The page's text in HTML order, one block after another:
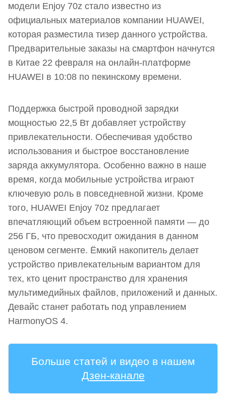
модели Enjoy 70z стало известно из
официальных материалов компании HUAWEI,
которая разместила тизер данного устройства.
Предварительные заказы на смартфон начнутся
в Китае 22 февраля на онлайн-платформе
HUAWEI в 10:08 по пекинскому времени.
Поддержка быстрой проводной зарядки
мощностью 22,5 Вт добавляет устройству
привлекательности. Обеспечивая удобство
использования и быстрое восстановление
заряда аккумулятора. Особенно важно в наше
время, когда мобильные устройства играют
ключевую роль в повседневной жизни. Кроме
того, HUAWEI Enjoy 70z предлагает
впечатляющий объем встроенной памяти — до
256 ГБ, что превосходит ожидания в данном
ценовом сегменте. Ёмкий накопитель делает
устройство привлекательным вариантом для
тех, кто ценит пространство для хранения
мультимедийных файлов, приложений и данных.
Девайс станет работать под управлением
HarmonyOS 4.
Больше статей и видео в нашем
Дзен-канале